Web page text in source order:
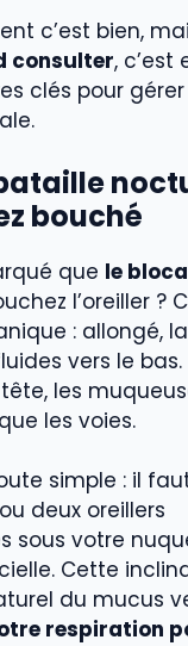
c’est bien,
consulter, c’est
clés pour
bouché
que le
l’oreiller ?
: allongé,
vers le bas.
les
les voies.
simple : il
deux oreillers
sous votre
Cette
du mucus
respiration